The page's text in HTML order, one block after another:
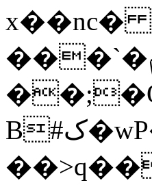
���`�ݥ���h��}A������Vn3
B#ک�wP�F��Ssc.��=����i-